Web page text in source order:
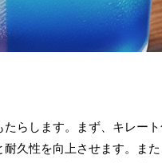
らします。まず、キレー
久性を向上させます。ま